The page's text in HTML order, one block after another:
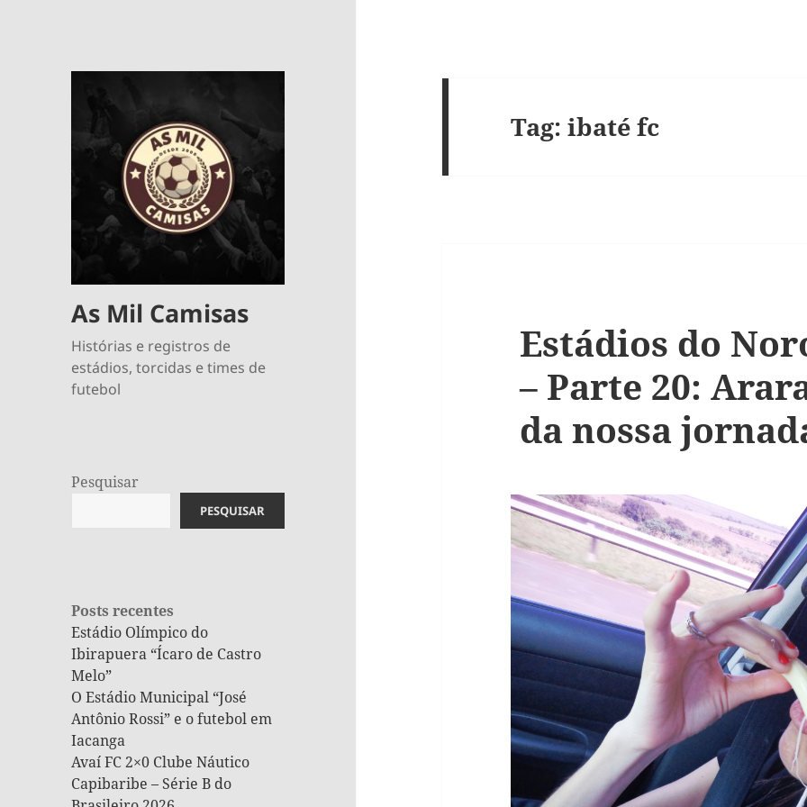
As Mil Camisas
Histórias e registros de
estádios, torcidas e times de
futebol
Pesquisar
PESQUISAR
Posts recentes
Estádio Olímpico do
Ibirapuera “Ícaro de Castro
Melo”
O Estádio Municipal “José
Antônio Rossi” e o futebol em
Iacanga
Avaí FC 2×0 Clube Náutico
Capibaribe – Série B do
Tag: ibaté fc
Estádios do
– Parte 20:
da nossa